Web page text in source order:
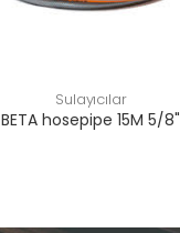
Sulayıcılar
BETA hosepipe 15M 5/8"